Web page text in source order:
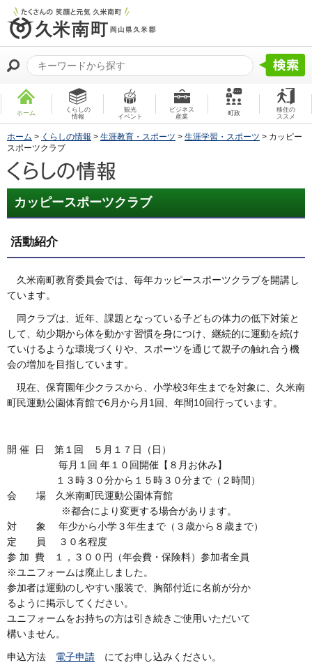
ホーム
くらしの
情報
観光
イベント
ビジネス
産業
町政
移住の
ススメ
ホーム > くらしの情報 > 生涯教育・スポーツ > 生涯学習・スポーツ > カッピー
スポーツクラブ
カッピースポーツクラブ
活動紹介
久米南町教育委員会では、毎年カッピースポーツクラブを開講し
ています。
同クラブは、近年、課題となっている子どもの体力の低下対策と
して、幼少期から体を動かす習慣を身につけ、継続的に運動を続け
ていけるような環境づくりや、スポーツを通じて親子の触れ合う機
会の増加を目指しています。
現在、保育園年少クラスから、小学校3年生までを対象に、久米南
町民運動公園体育館で6月から月1回、年間10回行っています。
開 催 日 第１回 ５月１７日（日）
毎月１回 年１０回開催【８月お休み】
１３時３０分から１５時３０分まで（２時間）
会 場 久米南町民運動公園体育館
※都合により変更する場合があります。
対 象 年少から小学３年生まで（３歳から８歳まで）
定 員 ３０名程度
参 加 費 １，３００円（年会費・保険料）参加者全員
※ユニフォームは廃止しました。
参加者は運動のしやすい服装で、胸部付近に名前が分か
るように掲示してください。
ユニフォームをお持ちの方は引き続きご使用いただいて
構いません。
申込方法 電子申請 にてお申し込みください。